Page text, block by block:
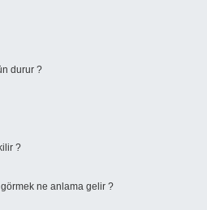
durur ?
?
ne anlama gelir ?